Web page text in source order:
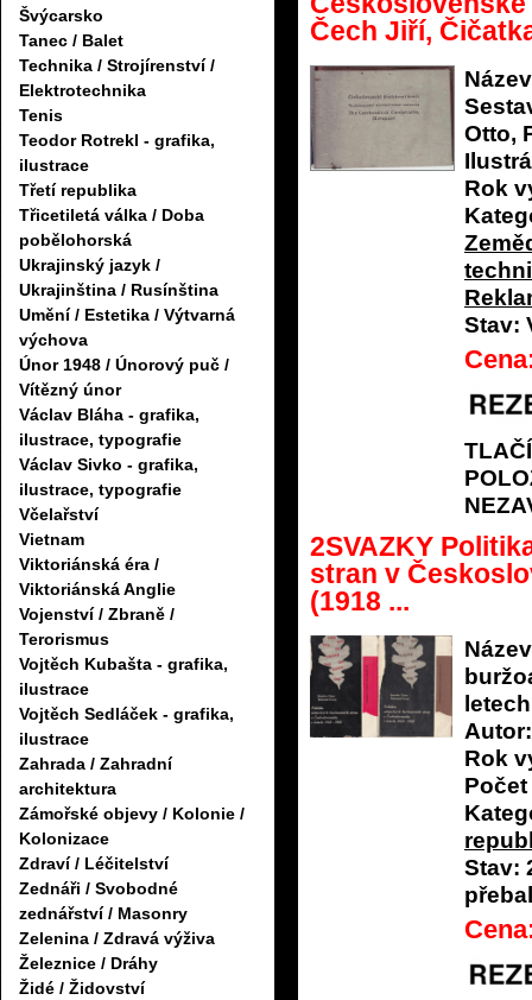
Švýcarsko
Tanec / Balet
Technika / Strojírenství /
Elektrotechnika
Tenis
Teodor Rotrekl - grafika,
ilustrace
Třetí republika
Třicetiletá válka / Doba
pobělohorská
Ukrajinský jazyk /
Ukrajinština / Rusínština
Umění / Estetika / Výtvarná
výchova
Únor 1948 / Únorový puč /
Vítězný únor
Václav Bláha - grafika,
ilustrace, typografie
Václav Sivko - grafika,
ilustrace, typografie
Včelařství
Vietnam
Viktoriánská éra /
Viktoriánská Anglie
Vojenství / Zbraně /
Terorismus
Vojtěch Kubašta - grafika,
ilustrace
Vojtěch Sedláček - grafika,
ilustrace
Zahrada / Zahradní
architektura
Zámořské objevy / Kolonie /
Kolonizace
Zdraví / Léčitelství
Zednáři / Svobodné
zednářství / Masonry
Zelenina / Zdravá výživa
Železnice / Dráhy
Židé / Židovství
Čech Jiří,
Otto,
Rok
Stav:
2SVAZKY
stran v
(1918 ...
Autor:
Rok
Stav: